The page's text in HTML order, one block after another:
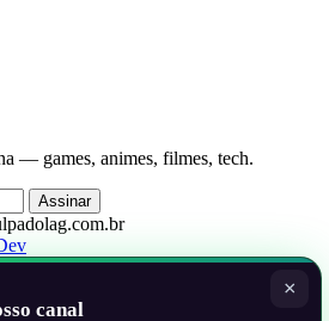
— games, animes, filmes, tech.
Assinar
×
canal